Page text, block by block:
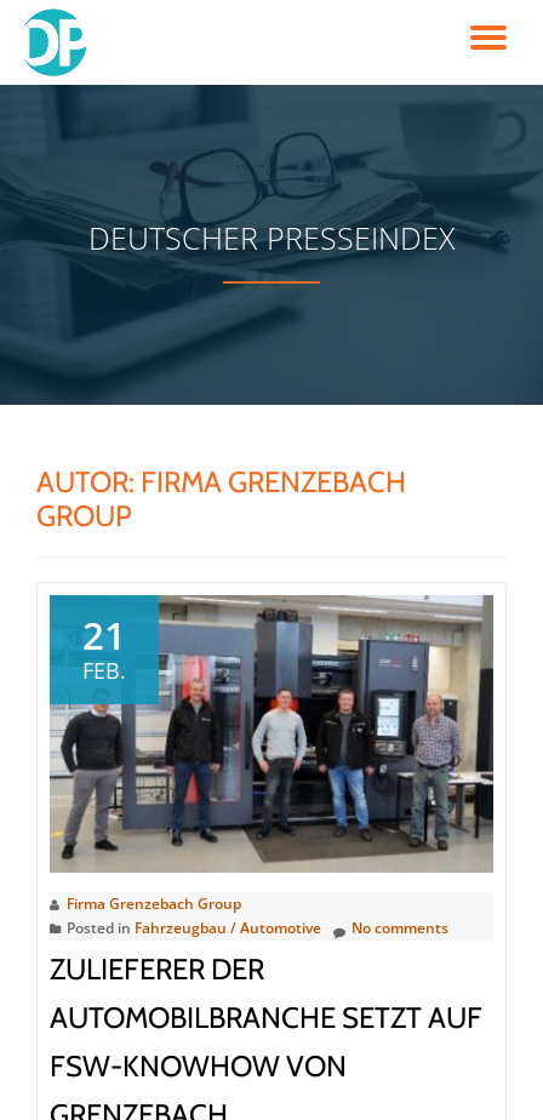
Skip
to
DEUTSCHER PRESSEINDEX
AUTOR: FIRMA GRENZEBACH
GROUP
21
FEB.
Firma Grenzebach Group
Posted in Fahrzeugbau / Automotive No comments
ZULIEFERER DER
AUTOMOBILBRANCHE SETZT AUF
FSW-KNOWHOW VON